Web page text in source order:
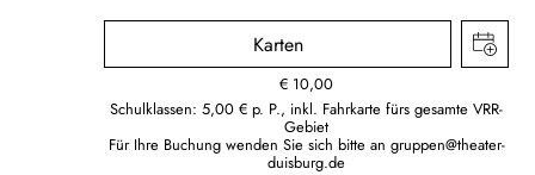
Karten
€ 10,00
Schulklassen: 5,00 € p. P., inkl. Fahrkarte fürs gesamte VRR-
Gebiet
Für Ihre Buchung wenden Sie sich bitte an gruppen@theater-
duisburg.de